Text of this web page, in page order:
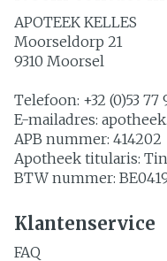
APOTEEK KELLES
Moorseldorp 21
9310 Moorsel
Telefoon: +32 (0)53 77
E-mailadres:
APB nummer: 414202
Apotheek titularis:
BTW nummer:
Klantenservice
FAQ